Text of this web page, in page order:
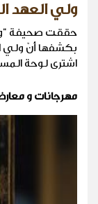
ولي العهد
حققت صحيفة
بكشفها أنّ ولي
اشترى لوحة
مهرجانات و